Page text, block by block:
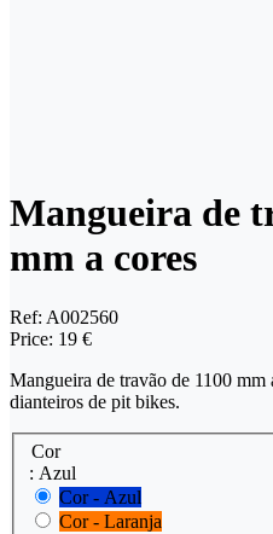
Mangueira de
mm a cores
Ref: A002560
Price: 19 €
Mangueira de travão de 1100 mm
dianteiros de pit bikes.
Cor
: Azul
Cor - Azul
Cor - Laranja